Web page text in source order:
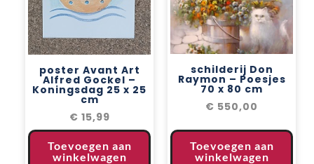
poster Avant Art
Alfred Gockel –
Koningsdag 25 x 25
cm
€ 15,99
Toevoegen aan
winkelwagen
schilderij Don
Raymon – Poesjes
70 x 80 cm
€ 550,00
Toevoegen aan
winkelwagen